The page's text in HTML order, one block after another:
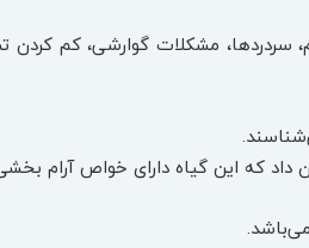
سردرد‌ها، مشکلات گوارشی، کم
داد که این گیاه دارای خواص آرام